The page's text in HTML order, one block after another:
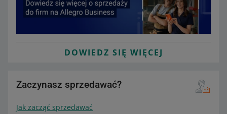
DOWIEDZ SIĘ WIĘCEJ
Zaczynasz sprzedawać?
Jak zacząć sprzedawać